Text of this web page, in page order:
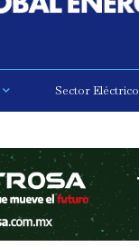
Sector Eléctrico